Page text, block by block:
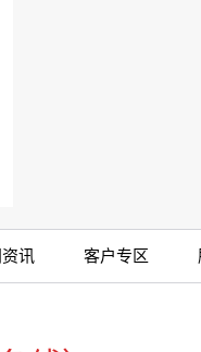
讯 客户专区